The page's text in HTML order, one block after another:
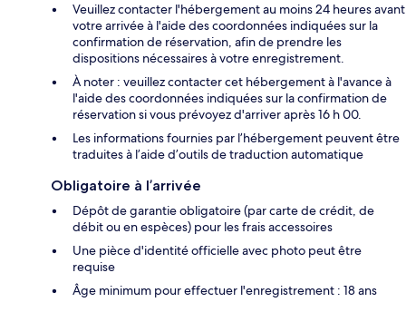
Veuillez contacter l'hébergement au moins 24 heures avant
votre arrivée à l'aide des coordonnées indiquées sur la
confirmation de réservation, afin de prendre les
dispositions nécessaires à votre enregistrement.
À noter : veuillez contacter cet hébergement à l'avance à
l'aide des coordonnées indiquées sur la confirmation de
réservation si vous prévoyez d'arriver après 16 h 00.
Les informations fournies par l’hébergement peuvent être
traduites à l’aide d’outils de traduction automatique
Obligatoire à l’arrivée
Dépôt de garantie obligatoire (par carte de crédit, de
débit ou en espèces) pour les frais accessoires
Une pièce d'identité officielle avec photo peut être
requise
Âge minimum pour effectuer l'enregistrement : 18 ans